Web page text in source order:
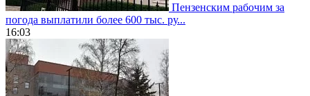
Пензенским рабочим за
погода выплатили более 600 тыс. ру...
16:03